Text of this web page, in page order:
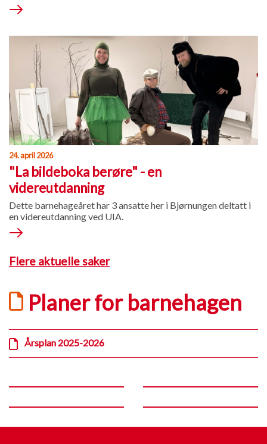
24. april 2026
"La bildeboka berøre" - en
videreutdanning
Dette barnehageåret har 3 ansatte her i Bjørnungen deltatt i
en videreutdanning ved UIA.
Flere aktuelle saker
Planer for barnehagen
Årsplan 2025-2026